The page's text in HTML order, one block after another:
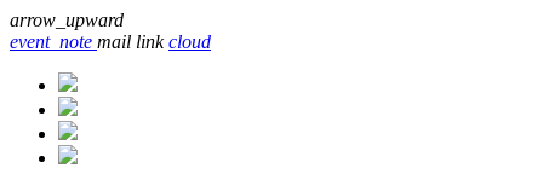
arrow_upward
event_note mail link cloud